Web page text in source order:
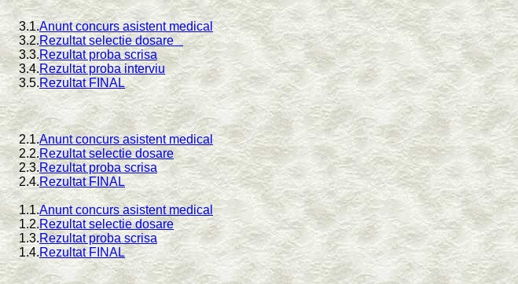
3.1.Anunt concurs asistent medical
3.2.Rezultat selectie dosare
3.3.Rezultat proba scrisa
3.4.Rezultat proba interviu
3.5.Rezultat FINAL
2.1.Anunt concurs asistent medical
2.2.Rezultat selectie dosare
2.3.Rezultat proba scrisa
2.4.Rezultat FINAL
1.1.Anunt concurs asistent medical
1.2.Rezultat selectie dosare
1.3.Rezultat proba scrisa
1.4.Rezultat FINAL